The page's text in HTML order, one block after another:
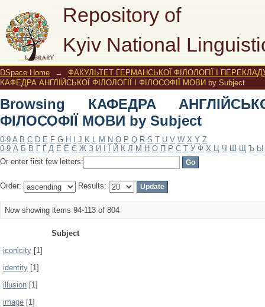
Repository of
Kyiv National
Browsing КАФЕДРА АНГЛІЙСЬКОЇ
DSpace Home →
ФАКУЛЬТЕТ ГЕРМАНСЬКОЇ ФІЛОЛОГІЇ І
КАФЕДРА АНГЛІЙСЬКОЇ ФІЛОЛОГІЇ І ФІЛОСОФІЇ МОВИ by Subject
Browsing КАФЕДРА
ФІЛОСОФІЇ МОВИ by Subject
0-9 A B C D E F G H J K L M N O P Q R S T U V W X Y Z
0-9 А Б В Г Ґ Д Е Ё Є Ж З И Й К Л М Н О П Р С Т У Ф Х Ц Ч Ш Щ Ъ Ы
Or enter first few letters:
Order: Results:
Now showing items 94-113 of 804
Subject
iconicity [1]
identity [1]
illusion [1]
image [1]